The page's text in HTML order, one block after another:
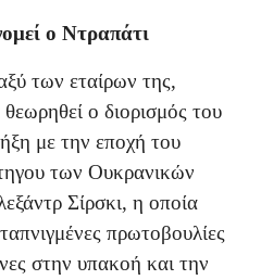
ο Ντραπάτι
των εταίρων της,
ο διορισμός του
με την εποχή του
των Ουκρανικών
Σίρσκι, η οποία
πρωτοβουλίες
στην υπακοή και την